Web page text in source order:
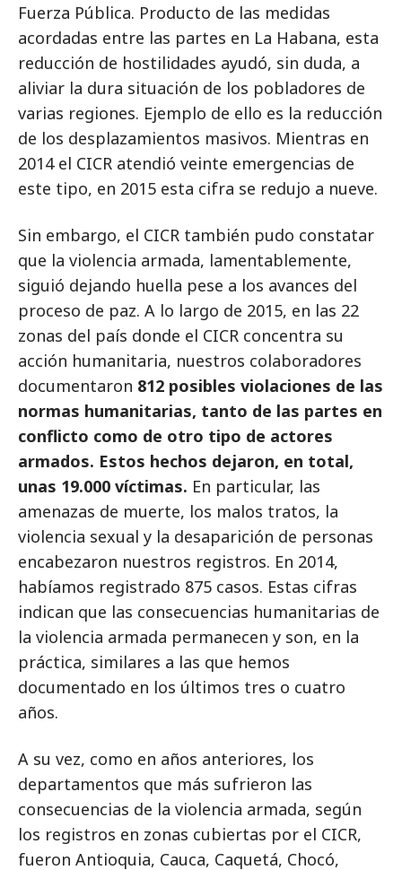
Fuerza Pública. Producto de las medidas
acordadas entre las partes en La Habana, esta
reducción de hostilidades ayudó, sin duda, a
aliviar la dura situación de los pobladores de
varias regiones. Ejemplo de ello es la reducción
de los desplazamientos masivos. Mientras en
2014 el CICR atendió veinte emergencias de
este tipo, en 2015 esta cifra se redujo a nueve.
Sin embargo, el CICR también pudo constatar
que la violencia armada, lamentablemente,
siguió dejando huella pese a los avances del
proceso de paz. A lo largo de 2015, en las 22
zonas del país donde el CICR concentra su
acción humanitaria, nuestros colaboradores
documentaron 812 posibles violaciones de las
normas humanitarias, tanto de las partes en
conflicto como de otro tipo de actores
armados. Estos hechos dejaron, en total,
unas 19.000 víctimas. En particular, las
amenazas de muerte, los malos tratos, la
violencia sexual y la desaparición de personas
encabezaron nuestros registros. En 2014,
habíamos registrado 875 casos. Estas cifras
indican que las consecuencias humanitarias de
la violencia armada permanecen y son, en la
práctica, similares a las que hemos
documentado en los últimos tres o cuatro
años.
A su vez, como en años anteriores, los
departamentos que más sufrieron las
consecuencias de la violencia armada, según
los registros en zonas cubiertas por el CICR,
fueron Antioquia, Cauca, Caquetá, Chocó,